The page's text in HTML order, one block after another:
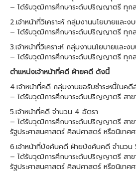
– ได้รับวุฒิการศึกษาระดับปริญญาตรี ทุก
2.เจ้าหน้าที่วิเคราะห์ กลุ่มงานนโยบายและ
– ได้รับวุฒิการศึกษาระดับปริญญาตรี ทุก
3.เจ้าหน้าที่วิเคราะห์ กลุ่มงานนโยบายและ
– ได้รับวุฒิการศึกษาระดับปริญญาตรี ทุก
ตำแหน่งเจ้าหน้าที่คดี ฝ่ายคดี ดังนี้
4.เจ้าหน้าที่คดี กลุ่มงานขอรับชำระหนี้ในค
– ได้รับวุฒิการศึกษาระดับปริญญาตรี สา
5.เจ้าหน้าที่คดี จำนวน 4 อัตรา
– ได้รับวุฒิการศึกษาระดับปริญญาตรี สา
รัฐประศาสนศาสตร์ ศิลปศาสตร์ หรือนิเทศ
6.เจ้าหน้าที่บังคับคดี ฝ่ายบังคับคดี จำนวน
– ได้รับวุฒิการศึกษาระดับปริญญาตรี สา
รัฐประศาสนศาสตร์ ศิลปศาสตร์ หรือนิเทศ